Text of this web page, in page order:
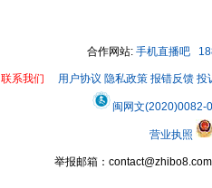
合作网站: 手机直播吧
联系我们 用户协议 隐私政策 报错反馈 投
闽网文(2020)0082-
营业执照
举报邮箱：